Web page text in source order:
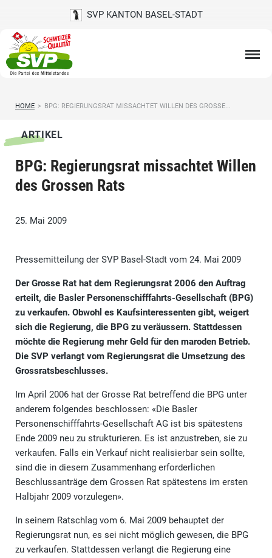
SVP KANTON BASEL-STADT
HOME > BPG: REGIERUNGSRAT MISSACHTET WILLEN DES GROSSE...
ARTIKEL
BPG: Regierungsrat missachtet Willen
des Grossen Rats
25. Mai 2009
Pressemitteilung der SVP Basel-Stadt vom 24. Mai 2009
Der Grosse Rat hat dem Regierungsrat 2006 den Auftrag
erteilt, die Basler Personenschifffahrts-Gesellschaft (BPG)
zu verkaufen. Obwohl es Kaufsinteressenten gibt, weigert
sich die Regierung, die BPG zu veräussern. Stattdessen
möchte die Regierung mehr Geld für den maroden Betrieb.
Die SVP verlangt vom Regierungsrat die Umsetzung des
Grossratsbeschlusses.
Im April 2006 hat der Grosse Rat betreffend die BPG unter
anderem folgendes beschlossen: «Die Basler
Personenschifffahrts-Gesellschaft AG ist bis spätestens
Ende 2009 neu zu strukturieren. Es ist anzustreben, sie zu
verkaufen. Falls ein Verkauf nicht realisierbar sein sollte,
sind die in diesem Zusammenhang erforderlichen
Beschlussanträge dem Grossen Rat spätestens im ersten
Halbjahr 2009 vorzulegen».
In seinem Ratschlag vom 6. Mai 2009 behauptet der
Regierungsrat nun, es sei nicht möglich gewesen, die BPG
zu verkaufen. Stattdessen verlangt die Regierung eine